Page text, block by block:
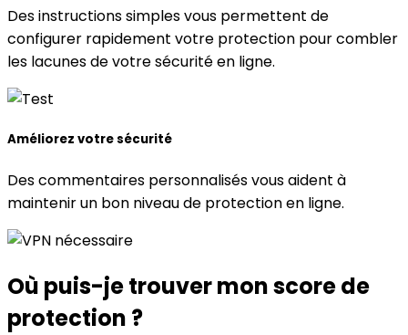
Des instructions simples vous permettent de
configurer rapidement votre protection pour combler
les lacunes de votre sécurité en ligne.
Améliorez votre sécurité
Des commentaires personnalisés vous aident à
maintenir un bon niveau de protection en ligne.
Où puis-je trouvermon score de
protection ?